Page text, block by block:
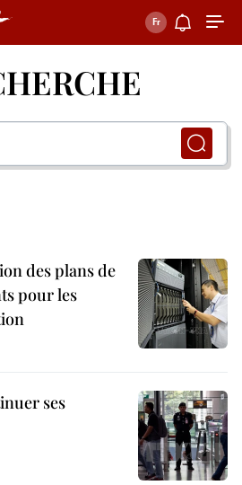
des plans de
pour les
ses